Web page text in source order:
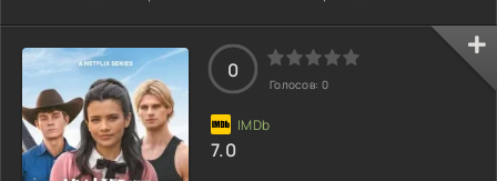
для жизни планете. На борту корабля находятся учёные,
инженеры, военные и обычные граждане, которые
олицетворяют надежду человечества на новый дом.
Однако миссия оказывается под угрозой, когда на
«Ковчеге» происходит катастрофа. Команда лишается
основных
0
Голосов: 0
7.0